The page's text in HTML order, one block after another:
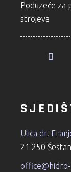
Poduzeće za
strojeva
Ulica dr.
21 250